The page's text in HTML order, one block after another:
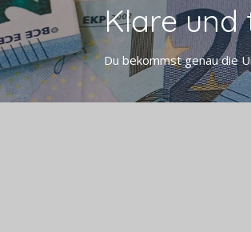
Klare und
Du bekommst genau die